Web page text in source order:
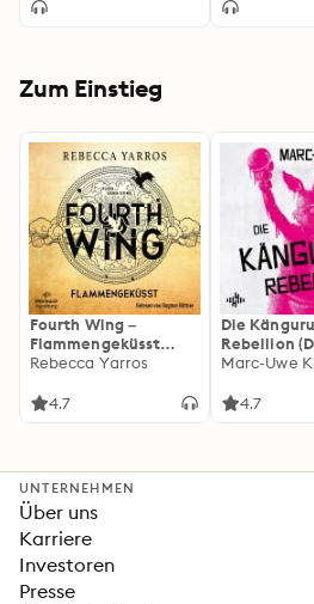
einer Zeitreise-Saga)
Science-
Zum Einstieg
Fourth Wing –
Flammengeküsst
(Flammengeküsst-
Rebecca Yarros
4.7
Die
Rebellion
Känguru-
Marc-Uwe
4.7
UNTERNEHMEN
Über uns
Karriere
Investoren
Presse